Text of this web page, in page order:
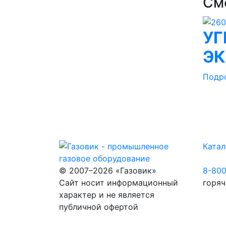
ЭК
© 2007–2026 «Газовик»
Сайт носит информационный
характер и не является
публичной офертой
8-